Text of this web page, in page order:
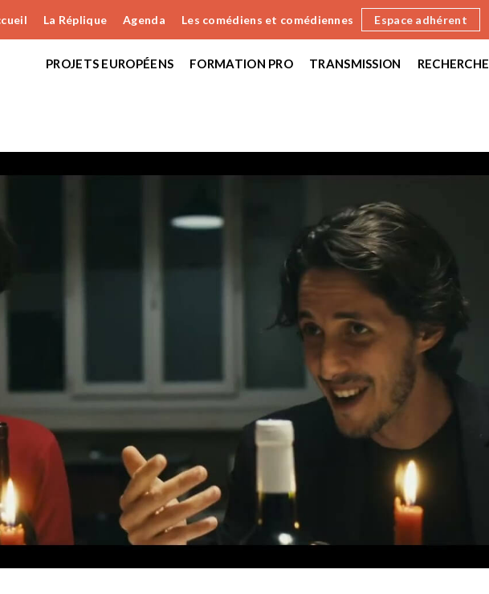
La Réplique Agenda Les comédiens et comédiennes Espace adhérent
PROJETS EUROPÉENS FORMATION PRO TRANSMISSION RECHERCHE